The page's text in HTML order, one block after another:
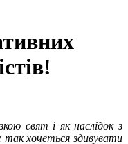
свят і як наслідок з
так хочеться здивувати